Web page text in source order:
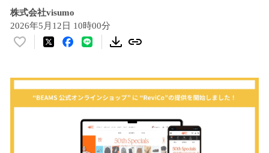
株式会社visumo
2026年5月12日 10時00分
い
を